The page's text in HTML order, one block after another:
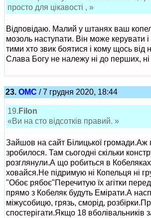
просто для цікавості , »
Відповідаю. Малий у штанях ваш
мозоль наступати. Він може керувати
тими хто звик боятися і кому щось від
Слава Богу не належу ні до перших, ні
23. ОМС / 7 грудня 2020, 18:44
19. Filon
«Ви на сто відсотків правий. »
Зайшов на сайт Білицької громади.Аж
зробилося. Там сьогодні скільки
розглянули.А що робиться в
ховайся.Не підримую ні Копельця ні
"Обоє рябоє"Перечитую їх агітки
прямо з Кобеляк будуть Емірати.А
міжусобицю, грязь, сморід,
спостерігати.Якщо 18 вболівальників